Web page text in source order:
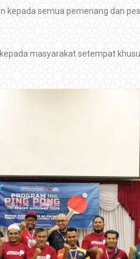
kepada semua pemenang dan
masyarakat setempat